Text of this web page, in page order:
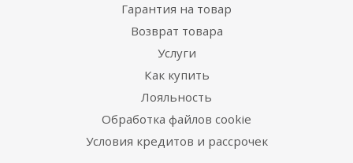
Гарантия на товар
Возврат товара
Услуги
Как купить
Лояльность
Обработка файлов cookie
Условия кредитов и рассрочек